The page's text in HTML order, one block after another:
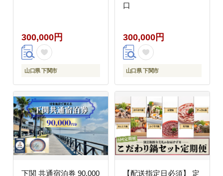
300,000円
山口県 下関市
口
300,000円
山口県 下関市
下関 共通宿泊券 90,000
【配送指定日必須】 定